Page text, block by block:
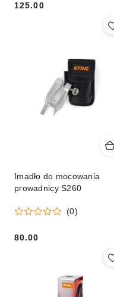
125.00
Imadło do mocowania
prowadnicy S260
(0)
Cena:
80.00